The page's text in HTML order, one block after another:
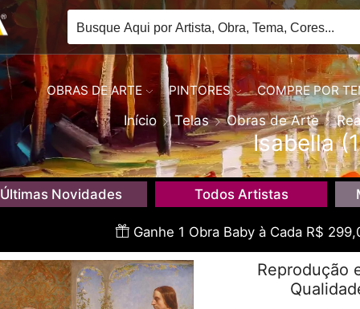
OBRAS DE ARTE PINTORES COMPRE POR
Início Telas Obras de Arte
Isabella
Últimas Novidades Todos Artistas
Ganhe 1 Obra Baby à Cada R$
Reprodução